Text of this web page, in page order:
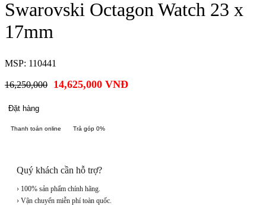
Swarovski Octagon Watch 23 x
17mm
MSP: 110441
16,250,000 14,625,000 VNĐ
Đặt hàng
Thanh toán online Trả góp 0%
Quý khách cần hỗ trợ?
› 100% sản phẩm chính hãng.
› Vận chuyển miễn phí toàn quốc.